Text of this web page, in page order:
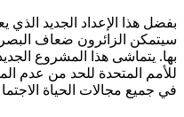
بفضل هذا الإعداد الجديد الذي
سيتمكن الزائرون ضعاف
بها. يتماشى هذا المشروع
للأمم المتحدة للحد من عدم
في جميع مجالات الحياة